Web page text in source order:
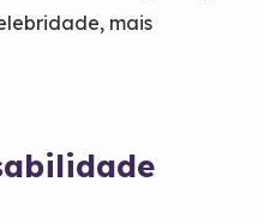
mais